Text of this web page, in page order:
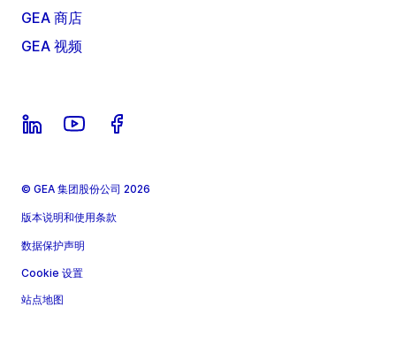
GEA 商店
GEA 视频
© GEA 集团股份公司 2026
版本说明和使用条款
数据保护声明
Cookie 设置
站点地图